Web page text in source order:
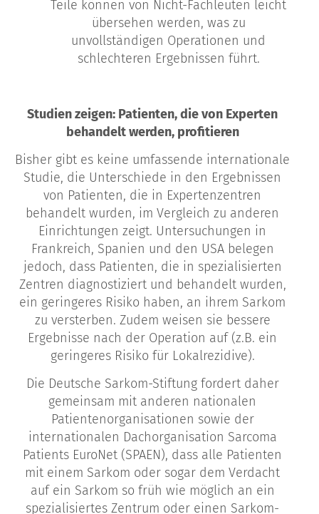
Teile können von Nicht-Fachleuten leicht
übersehen werden, was zu
unvollständigen Operationen und
schlechteren Ergebnissen führt.
Studien zeigen: Patienten, die von Experten
behandelt werden, profitieren
Bisher gibt es keine umfassende internationale
Studie, die Unterschiede in den Ergebnissen
von Patienten, die in Expertenzentren
behandelt wurden, im Vergleich zu anderen
Einrichtungen zeigt. Untersuchungen in
Frankreich, Spanien und den USA belegen
jedoch, dass Patienten, die in spezialisierten
Zentren diagnostiziert und behandelt wurden,
ein geringeres Risiko haben, an ihrem Sarkom
zu versterben. Zudem weisen sie bessere
Ergebnisse nach der Operation auf (z.B. ein
geringeres Risiko für Lokalrezidive).
Die Deutsche Sarkom-Stiftung fordert daher
gemeinsam mit anderen nationalen
Patientenorganisationen sowie der
internationalen Dachorganisation Sarcoma
Patients EuroNet (SPAEN), dass alle Patienten
mit einem Sarkom oder sogar dem Verdacht
auf ein Sarkom so früh wie möglich an ein
spezialisiertes Zentrum oder einen Sarkom-